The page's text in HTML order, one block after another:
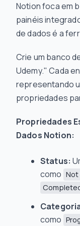
Notion foca em
painéis
de dados é a
Crie um banco
Udemy." Cada
representando
propriedades
Propriedades
Dados Notion:
Status:
como Not
como